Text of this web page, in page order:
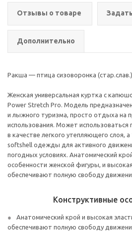
Отзывы о товаре
Дополнительно
Ракша — птица сизоворонка (стар.слав.)
Женская универсальная куртка с
Power Stretch Pro. Модель
и лыжного туризма, просто отдыха на
использования. Может использоваться
в качестве легкого утепляющего слоя,
softshell одежды для активного
погодных условиях. Анатомический
особенности женской фигуры, и
обеспечивают полную свободу
Конструктивные
Анатомический крой и высокая
обеспечивают полную свободу